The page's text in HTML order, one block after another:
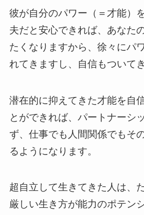
彼が自分のパワー（＝才能）
夫だと安心できれば、あなた
たくなりますから、徐々にパ
れてきますし、自信もついて
潜在的に抑えてきた才能を自
とができれば、パートナーシ
ず、仕事でも人間関係でもそ
るようになります。
超自立して生きてきた人は、
厳しい生き方が能力のポテン